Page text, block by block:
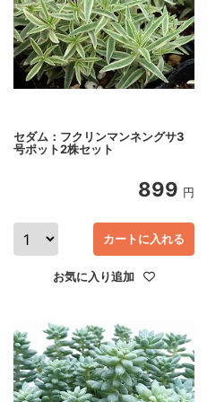
セダム：フクリンマンネングサ3
号ポット2株セット
899 円
お気に入り追加
カートに入れる